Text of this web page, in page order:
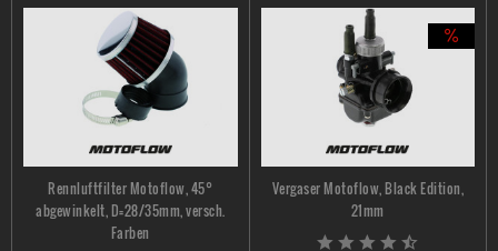
Rennluftfilter Motoflow, 45°
abgewinkelt, D=28/35mm, versch.
Farben
Vergaser Motoflow, Black Edition,
21mm